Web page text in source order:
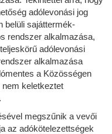
adólevonási jog
belüli sajáttermék-
rendszer alkalmazása,
adólevonási
alkalmazása
a Közösségen
nem keletkeztet
megszűnik a vevői
az adókötelezettségek